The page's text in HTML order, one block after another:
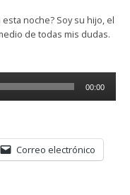
noche? Soy su hijo, el
de todas mis dudas.
00:00
Correo electrónico